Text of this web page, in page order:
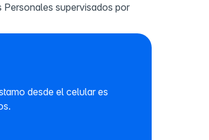
supervisados por
desde el celular es